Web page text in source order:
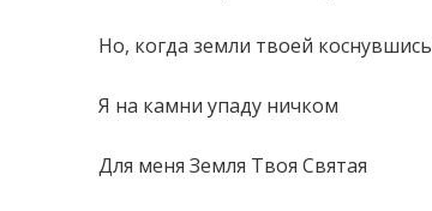
Но, когда земли твоей коснувшись
Я на камни упаду ничком
Для меня Земля Твоя Святая